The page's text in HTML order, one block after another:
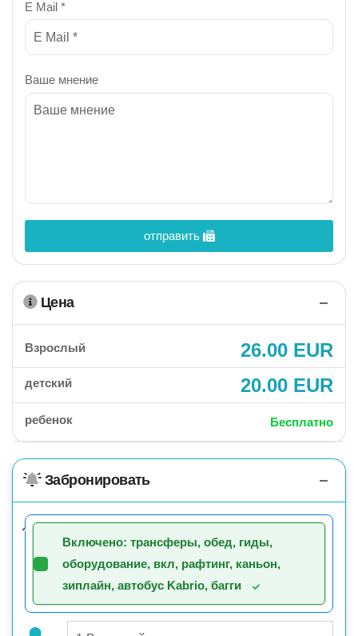
E Mail *
Ваше мнение
отправить
Цена
Взрослый 26.00 EUR
детский 20.00 EUR
ребенок Бесплатно
Забронировать
Включено: трансферы, обед, гиды,
оборудование, вкл, рафтинг, каньон,
зиплайн, автобус Kabrio, багги